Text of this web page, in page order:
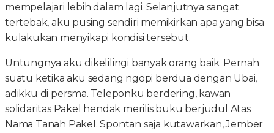
mempelajari lebih dalam lagi. Selanjutnya sangat
tertebak, aku pusing sendiri memikirkan apa yang bisa
kulakukan menyikapi kondisi tersebut.
Untungnya aku dikelilingi banyak orang baik. Pernah
suatu ketika aku sedang ngopi berdua dengan Ubai,
adikku di persma. Teleponku berdering, kawan
solidaritas Pakel hendak merilis buku berjudul Atas
Nama Tanah Pakel. Spontan saja kutawarkan, Jember